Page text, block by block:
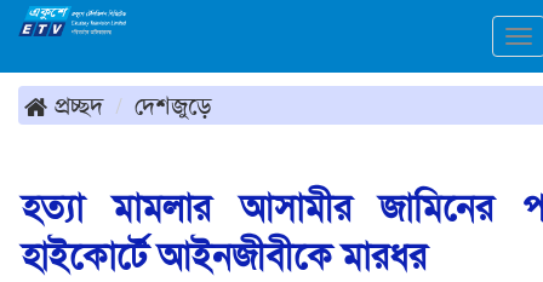
প্রচ্ছদ দেশজুড়ে
হত্যা মামলার আসামীর জামিনের
হাইকোর্টে আইনজীবীকে মারধর